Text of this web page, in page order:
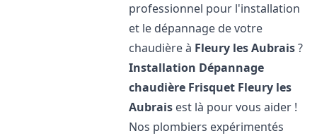
professionnel pour l'installation
et le dépannage de votre
chaudière à Fleury les Aubrais?
Installation Dépannage
chaudière Frisquet Fleury les
Aubrais est là pour vous aider !
Nos plombiers expérimentés